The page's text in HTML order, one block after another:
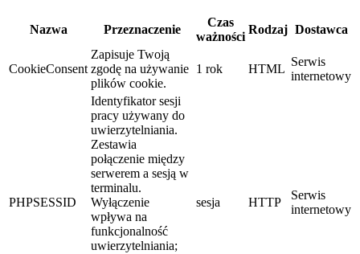
Nazwa Przeznaczenie
Czas
ważności
Rodzaj Dostawca
CookieConsent
Zapisuje Twoją
zgodę na używanie
plików cookie.
1 rok HTML
Serwis
internetowy
PHPSESSID
Identyfikator sesji
pracy używany do
uwierzytelniania.
Zestawia
połączenie między
serwerem a sesją w
terminalu.
Wyłączenie
wpływa na
funkcjonalność
uwierzytelniania;
sesja HTTP
Serwis
internetowy